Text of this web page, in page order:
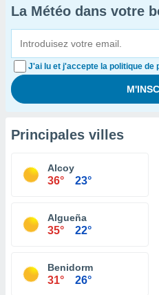
La Météo dans votre
J'ai lu et j'accepte la politique de
Principales villes
Alcoy
36° 23°
Algueña
35° 22°
Benidorm
31° 26°